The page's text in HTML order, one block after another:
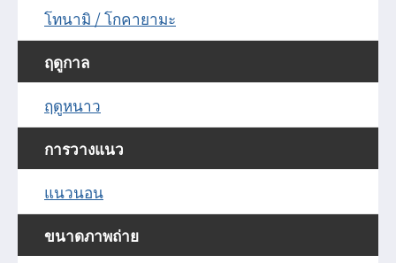
โทนามิ / โกคายามะ
ฤดูกาล
ฤดูหนาว
การวางแนว
แนวนอน
ขนาดภาพถ่าย